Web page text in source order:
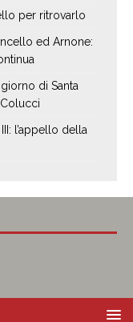
per ritrovarlo
ed Arnone:
di Santa
l’appello della